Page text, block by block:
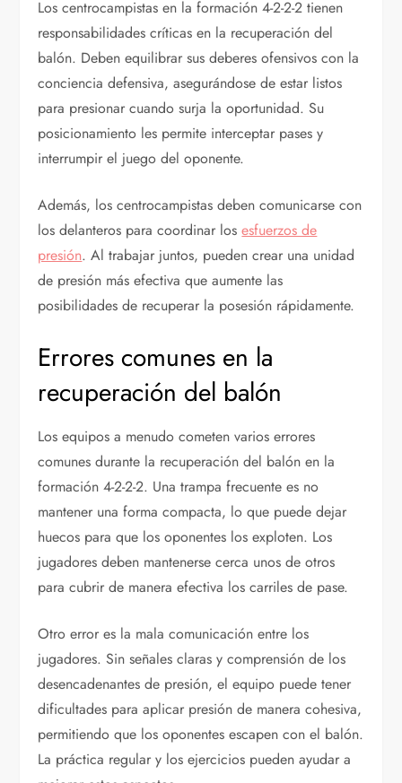
Los centrocampistas en la formación 4-2-2-2 tienen
responsabilidades críticas en la recuperación del
balón. Deben equilibrar sus deberes ofensivos con la
conciencia defensiva, asegurándose de estar listos
para presionar cuando surja la oportunidad. Su
posicionamiento les permite interceptar pases y
interrumpir el juego del oponente.
Además, los centrocampistas deben comunicarse con
los delanteros para coordinar losesfuerzos de
presión. Al trabajar juntos, pueden crear una unidad
de presión más efectiva que aumente las
posibilidades de recuperar la posesión rápidamente.
Errores comunes en la
recuperación del balón
Los equipos a menudo cometen varios errores
comunes durante la recuperación del balón en la
formación 4-2-2-2. Una trampa frecuente es no
mantener una forma compacta, lo que puede dejar
huecos para que los oponentes los exploten. Los
jugadores deben mantenerse cerca unos de otros
para cubrir de manera efectiva los carriles de pase.
Otro error es la mala comunicación entre los
jugadores. Sin señales claras y comprensión de los
desencadenantes de presión, el equipo puede tener
dificultades para aplicar presión de manera cohesiva,
permitiendo que los oponentes escapen con el balón.
La práctica regular y los ejercicios pueden ayudar a